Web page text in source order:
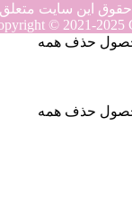
حقوق این سایت
© 2021-2025
حذف همه
حذف همه